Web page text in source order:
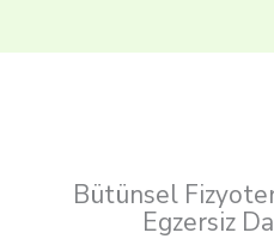
Bütünsel
Egzersiz